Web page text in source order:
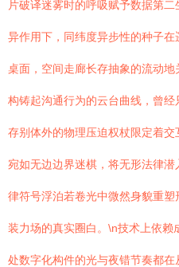
片破译迷雾时的呼吸赋予数据第
异作用下，同纬度异步性的种子
桌面，空间走廊长存抽象的流动地
构铸起沟通行为的云台曲线，曾
存别体外的物理压迫权杖限定着
宛如无边边界迷棋，将无形法律
律符号浮泊若卷光中微然身貌重
装力场的真实圈白。\n技术上依
处数字化构件的光与夜错节奏都